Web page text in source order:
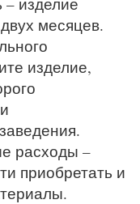
месяцев.
изделие,
расходы –
приобретать и